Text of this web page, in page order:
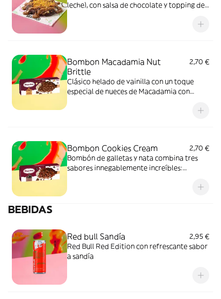
leche), con salsa de chocolate y topping de
Bombon Macadamia Nut
Brittle
2,70 €
Clásico helado de vainilla con un toque
especial de nueces de Macadamia con
Bombon Cookies Cream
2,70 €
Bombón de galletas y nata combina tres
sabores innegablemente increíbles:
BEBIDAS
Red bull Sandía
2,95 €
Red Bull Red Edition con refrescante sabor
a sandía